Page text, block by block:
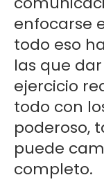
enfocarse
todo eso
las que
ejercicio
todo con
poderoso,
puede
completo.